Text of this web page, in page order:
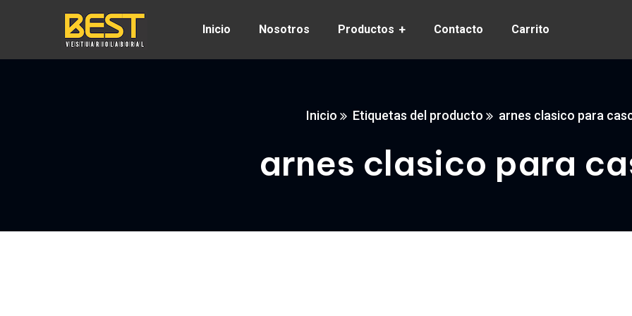
Inicio Nosotros Productos Contacto Carrito
Inicio Etiquetas del producto arnes clasico para
arnes clasico para